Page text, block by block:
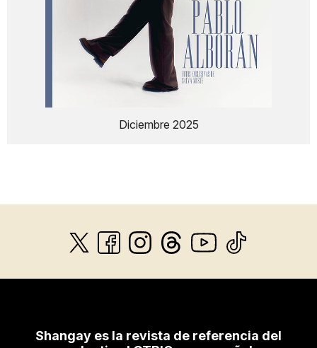
Diciembre 2025
Shangay es la revista de referencia del